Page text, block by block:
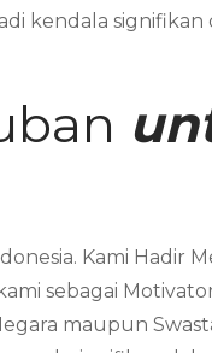
kendala signifikan
Kami Hadir
sebagai
maupun